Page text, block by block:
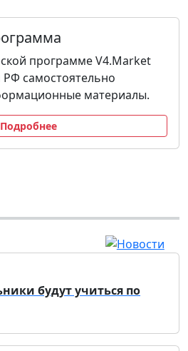
программе V4.Market
самостоятельно
материалы.
Подробнее
будут учиться по